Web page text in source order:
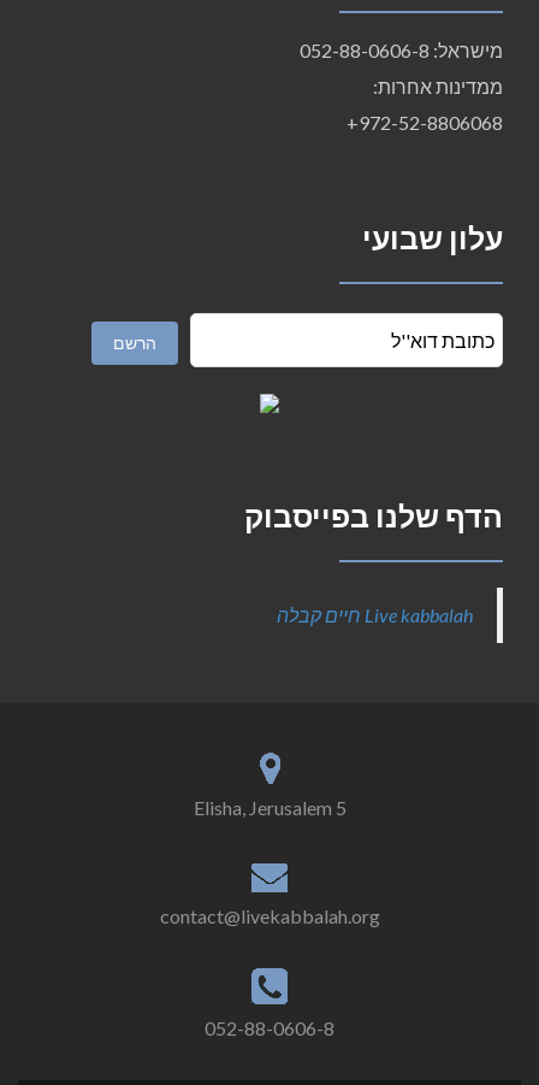
מישראל: 052-88-0606-8
ממדינות אחרות:
972-52-8806068+
עלון שבועי
הדף שלנו בפייסבוק
‎Live kabbalah חיים קבלה‎
5 Elisha, Jerusalem
contact@livekabbalah.org
052-88-0606-8